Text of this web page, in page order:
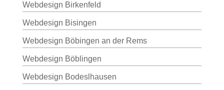
Webdesign Birkenfeld
Webdesign Bisingen
Webdesign Böbingen an der Rems
Webdesign Böblingen
Webdesign Bodeslhausen